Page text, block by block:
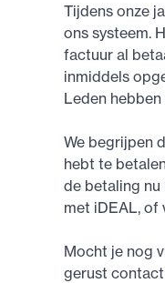
Tijdens onze
ons systeem.
factuur al
inmiddels
Leden
We begrijpen
hebt te
de betaling nu
met iDEAL, of
Mocht je nog
gerust